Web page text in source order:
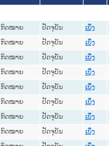
ກົດໝາຍ ປັດຈຸບັນ ເບິ່ງ
ກົດໝາຍ ປັດຈຸບັນ ເບິ່ງ
ກົດໝາຍ ປັດຈຸບັນ ເບິ່ງ
ກົດໝາຍ ປັດຈຸບັນ ເບິ່ງ
ກົດໝາຍ ປັດຈຸບັນ ເບິ່ງ
ກົດໝາຍ ປັດຈຸບັນ ເບິ່ງ
ກົດໝາຍ ປັດຈຸບັນ ເບິ່ງ
ກົດໝາຍ ປັດຈຸບັນ ເບິ່ງ